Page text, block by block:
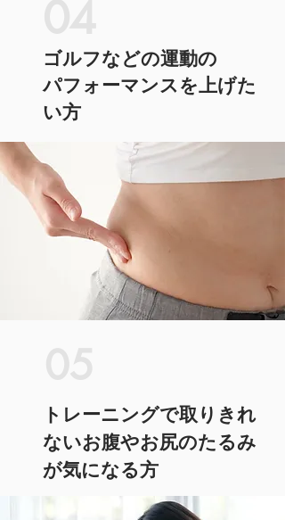
ゴルフなどの運動の
パフォーマンスを上げた
い方
トレーニングで取りきれ
ないお腹やお尻のたるみ
が気になる方